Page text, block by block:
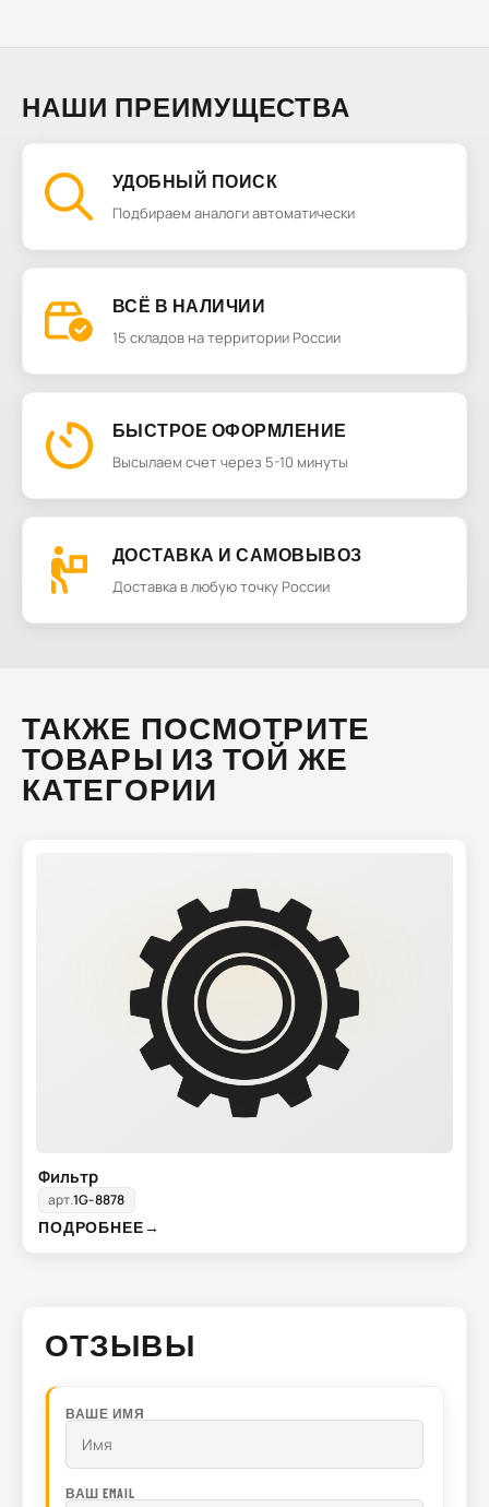
НАШИ ПРЕИМУЩЕСТВА
УДОБНЫЙ ПОИСК
Подбираем аналоги автоматически
ВСЁ В НАЛИЧИИ
15 складов на территории России
БЫСТРОЕ ОФОРМЛЕНИЕ
Высылаем счет через 5-10 минуты
ДОСТАВКА И САМОВЫВОЗ
Доставка в любую точку России
ТАКЖЕ ПОСМОТРИТЕ
ТОВАРЫ ИЗ ТОЙ ЖЕ
КАТЕГОРИИ
Фильтр
арт.1G-8878
ПОДРОБНЕЕ→
ОТЗЫВЫ
ВАШЕ ИМЯ
ВАШ EMAIL